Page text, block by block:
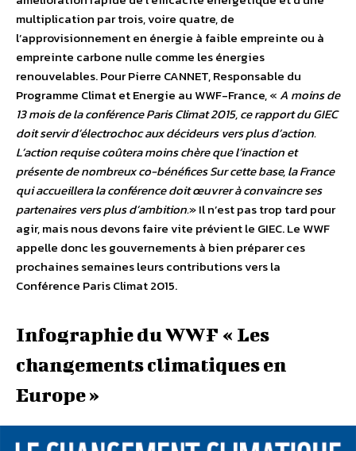
multiplication par trois, voire quatre, de
l’approvisionnement en énergie à faible empreinte ou à
empreinte carbone nulle comme les énergies
renouvelables. Pour Pierre CANNET, Responsable du
Programme Climat et Energie au WWF-France, « A moins de
13 mois de la conférence Paris Climat 2015, ce rapport du GIEC
doit servir d’électrochoc aux décideurs vers plus d’action.
L’action requise coûtera moins chère que l’inaction et
présente de nombreux co-bénéfices Sur cette base, la France
qui accueillera la conférence doit œuvrer à convaincre ses
partenaires vers plus d’ambition.» Il n’est pas trop tard pour
agir, mais nous devons faire vite prévient le GIEC. Le WWF
appelle donc les gouvernements à bien préparer ces
prochaines semaines leurs contributions vers la
Conférence Paris Climat 2015.
Infographie du WWF « Les
changements climatiques en
Europe »